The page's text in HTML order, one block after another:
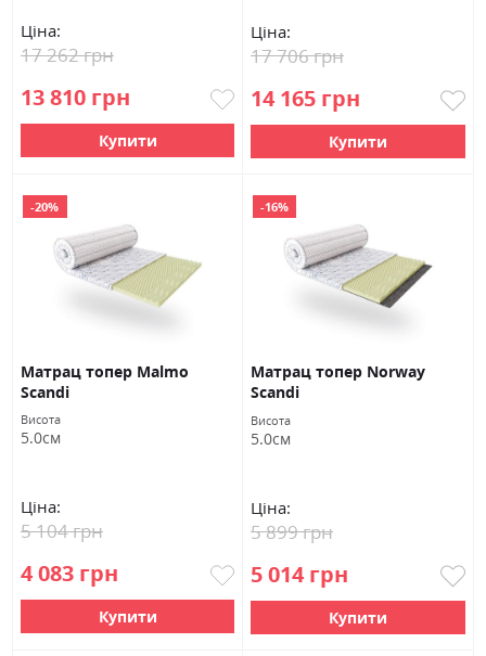
Ціна:
13 810 грн
17 262 грн
Купити
Ціна:
14 165 грн
17 706 грн
Купити
-20%
Матрац топер Malmo
Scandi
Висота
5.0см
Ціна:
4 083 грн
5 104 грн
Купити
-16%
Матрац топер Norway
Scandi
Висота
5.0см
Ціна:
5 014 грн
5 899 грн
Купити